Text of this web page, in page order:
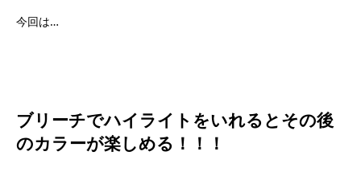
今回は…
ブリーチでハイライトをいれるとその後
のカラーが楽しめる！！！